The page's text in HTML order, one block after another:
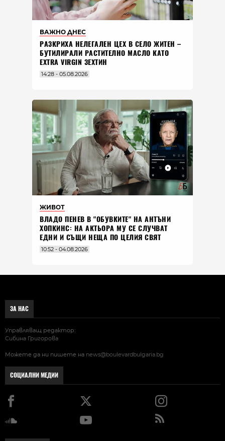
ВАЖНО ДНЕС
РАЗКРИХА НЕЛЕГАЛЕН ЦЕХ В СЕЛО ЖИТЕН –
БУТИЛИРАЛИ РАСТИТЕЛНО МАСЛО КАТО
EXTRA VIRGIN ЗЕХТИН
14:28 - 05.08.2026
ЖИВОТ
ВЛАДO ПЕНЕВ В "ОБУВКИТЕ" НА АНТЪНИ
ХОПКИНС: НА АКТЬОРА МУ СЕ СЛУЧВАТ
ЕДНИ И СЪЩИ НЕЩА ПО ЦЕЛИЯ СВЯТ
10:52 - 04.08.2026
ЗА НАС
Управляващ редактор:
Сибина Григорова
Можете да ни пишете на news@boulevardbulgaria.bg
СОЦИАЛНИ МЕДИИ